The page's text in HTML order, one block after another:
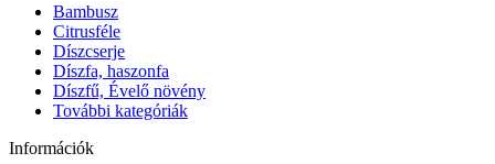
Bambusz
Citrusféle
Díszcserje
Díszfa, haszonfa
Díszfű, Évelő növény
További kategóriák
Információk